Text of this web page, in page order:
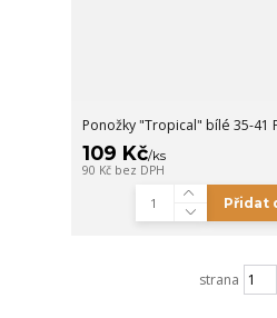
Ponožky "Tropical" bílé 35-41
109 Kč/ks
90 Kč bez DPH
Přidat
strana